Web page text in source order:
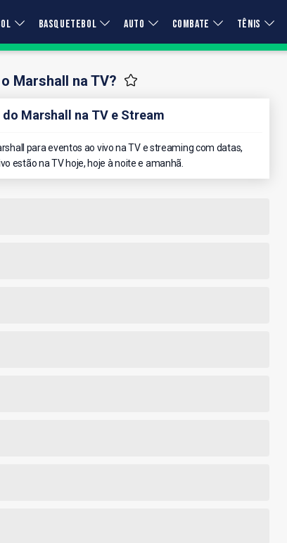
BASQUETEBOL AUTO COMBATE TÊNIS
Marshall na TV?
Marshall na TV e Stream
para eventos ao vivo na TV e streaming com datas,
estão na TV hoje, hoje à noite e amanhã.